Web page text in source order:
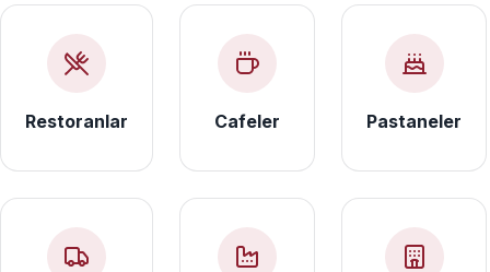
Restoranlar Cafeler Pastaneler